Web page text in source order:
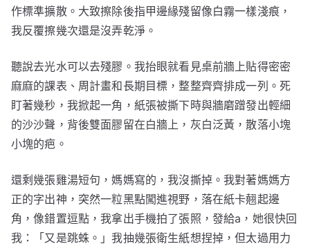
作標準擴散。大致擦除後指甲邊緣殘留像白霧一樣淺痕，
我反覆擦幾次還是沒弄乾淨。
聽說去光水可以去殘膠。我抬眼就看見桌前牆上貼得密密
麻麻的課表、周計畫和長期目標，整整齊齊排成一列。死
盯著幾秒，我掀起一角，紙張被撕下時與牆磨蹭發出輕細
的沙沙聲，背後雙面膠留在白牆上，灰白泛黃，散落小塊
小塊的疤。
還剩幾張雞湯短句，媽媽寫的，我沒撕掉。我對著媽媽方
正的字出神，突然一粒黑點闖進視野，落在紙卡翹起邊
角，像錯置逗點，我拿出手機拍了張照，發給a，她很快回
我：「又是跳蛛。」我抽幾張衛生紙想捏掉，但太過用力